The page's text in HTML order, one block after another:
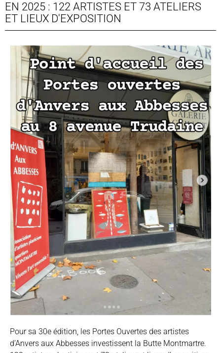
EN 2025 : 122 ARTISTES ET 73 ATELIERS
ET LIEUX D'EXPOSITION
Pour sa 30e édition, les Portes Ouvertes des artistes
d’Anvers aux Abbesses investissent la Butte Montmartre.